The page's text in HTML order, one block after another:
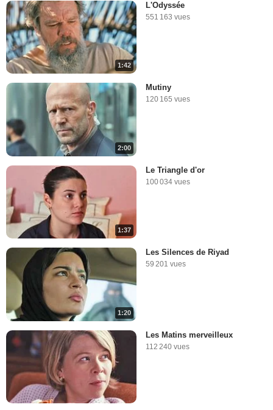
1:42
L'Odyssée
551 163 vues
2:00
Mutiny
120 165 vues
1:37
Le Triangle d'or
100 034 vues
1:20
Les Silences de Riyad
59 201 vues
Les Matins merveilleux
112 240 vues